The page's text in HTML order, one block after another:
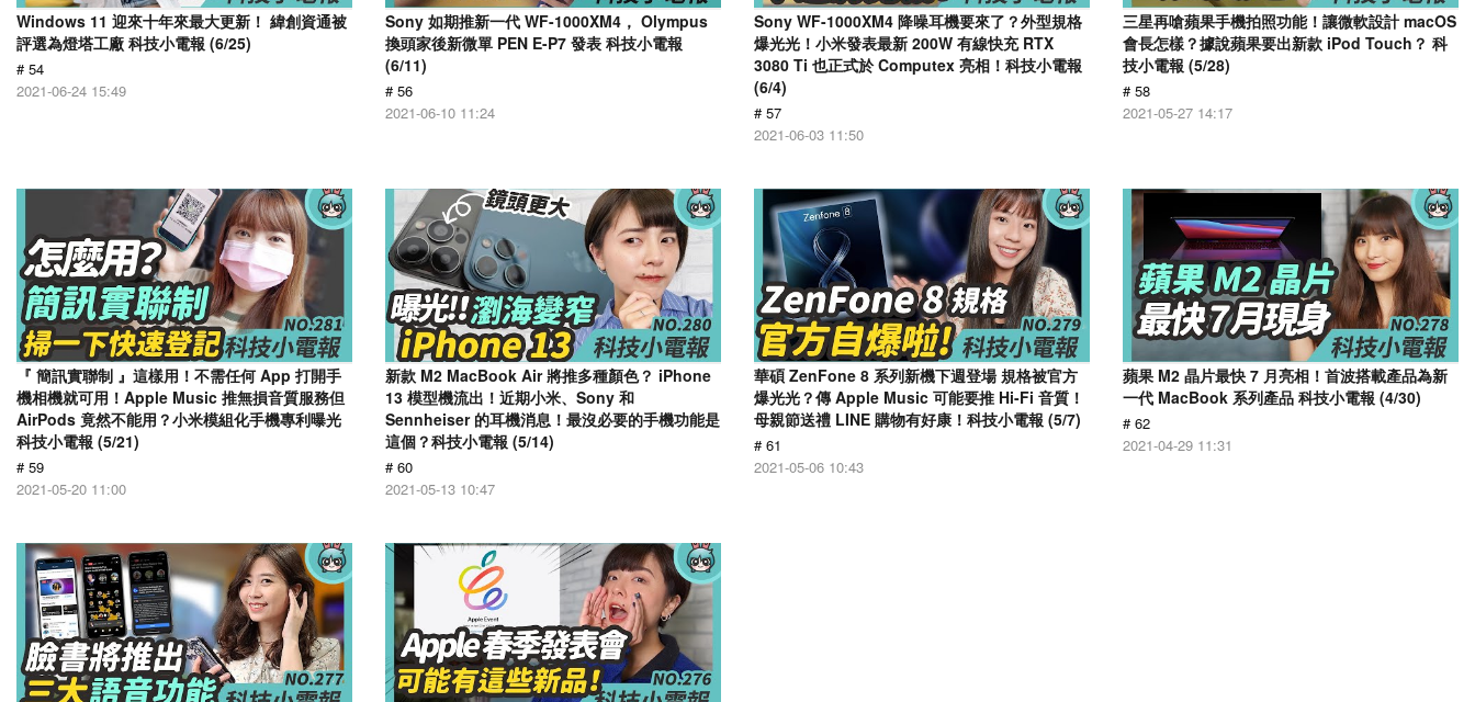
Windows 11 迎來十年來最大更新！ 緯創資通被
評選為燈塔工廠 科技小電報 (6/25)
# 54
2021-06-24 15:49
Sony 如期推新一代 WF-1000XM4， Olympus
換頭家後新微單 PEN E-P7 發表 科技小電報
(6/11)
# 56
2021-06-10 11:24
Sony WF-1000XM4 降噪耳機要來了？外型規格
爆光光！小米發表最新 200W 有線快充 RTX
3080 Ti 也正式於 Computex 亮相！科技小電報
(6/4)
# 57
2021-06-03 11:50
三星再嗆蘋果手機拍照功能！讓微軟設計 macOS
會長怎樣？據說蘋果要出新款 iPod Touch？ 科
技小電報 (5/28)
# 58
2021-05-27 14:17
『 簡訊實聯制 』這樣用！不需任何 App 打開手
機相機就可用！Apple Music 推無損音質服務但
AirPods 竟然不能用？小米模組化手機專利曝光
科技小電報 (5/21)
# 59
2021-05-20 11:00
新款 M2 MacBook Air 將推多種顏色？ iPhone
13 模型機流出！近期小米、Sony 和
Sennheiser 的耳機消息！最沒必要的手機功能是
這個？科技小電報 (5/14)
# 60
2021-05-13 10:47
華碩 ZenFone 8 系列新機下週登場 規格被官方
爆光光？傳 Apple Music 可能要推 Hi-Fi 音質！
母親節送禮 LINE 購物有好康！科技小電報 (5/7)
# 61
2021-05-06 10:43
蘋果 M2 晶片最快 7 月亮相！首波搭載產品為新
一代 MacBook 系列產品 科技小電報 (4/30)
# 62
2021-04-29 11:31